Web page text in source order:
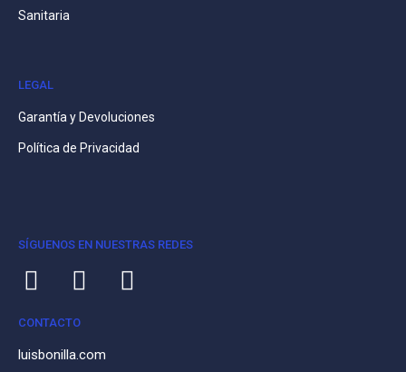
Sanitaria
LEGAL
Garantía y Devoluciones
Política de Privacidad
SÍGUENOS EN NUESTRAS REDES
CONTACTO
luisbonilla.com